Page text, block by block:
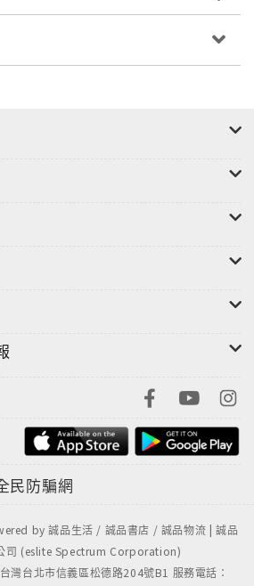
民防騙網
by 誠品生活 / 誠品書店 / 誠品物流 | 誠品
司 (eslite Spectrum Corporation)
灣台北市信義區松德路204號B1 服務電話：